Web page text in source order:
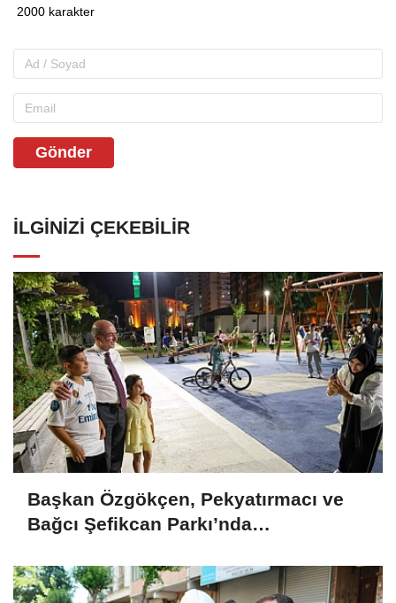
Gönder
İLGINIZI ÇEKEBILIR
Başkan Özgökçen, Pekyatırmacı ve
Bağcı Şefikcan Parkı’nda